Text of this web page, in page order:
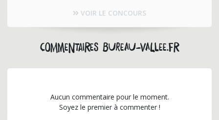
VOIR LE CONCOURS
Commentaires bureau-vallee.fr
Aucun commentaire pour le moment.
Soyez le premier à commenter !